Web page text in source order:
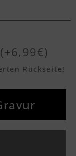
(+6,99€)
Rückseite!